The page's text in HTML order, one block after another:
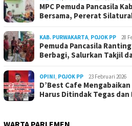
MPC Pemuda Pancasila
Bersama, Pererat
KAB. PURWAKARTA POJOK PP 28
Pemuda Pancasila
Berbagi, Salurkan Takjil
OPINI POJOK PP 23 Februari 2026
D’Best Cafe
Harus Ditindak Tegas
WARTA PARLEMEN